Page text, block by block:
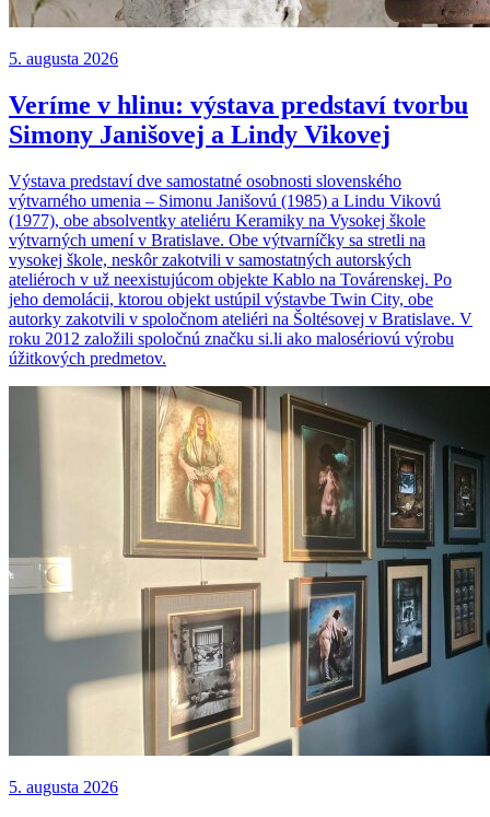
5. augusta 2026
Veríme v hlinu: výstava predstaví tvorbu
Simony Janišovej a Lindy Vikovej
Výstava predstaví dve samostatné osobnosti slovenského
výtvarného umenia – Simonu Janišovú (1985) a Lindu Vikovú
(1977), obe absolventky ateliéru Keramiky na Vysokej škole
výtvarných umení v Bratislave. Obe výtvarníčky sa stretli na
vysokej škole, neskôr zakotvili v samostatných autorských
ateliéroch v už neexistujúcom objekte Kablo na Továrenskej. Po
jeho demolácii, ktorou objekt ustúpil výstavbe Twin City, obe
autorky zakotvili v spoločnom ateliéri na Šoltésovej v Bratislave. V
roku 2012 založili spoločnú značku si.li ako malosériovú výrobu
úžitkových predmetov.
5. augusta 2026